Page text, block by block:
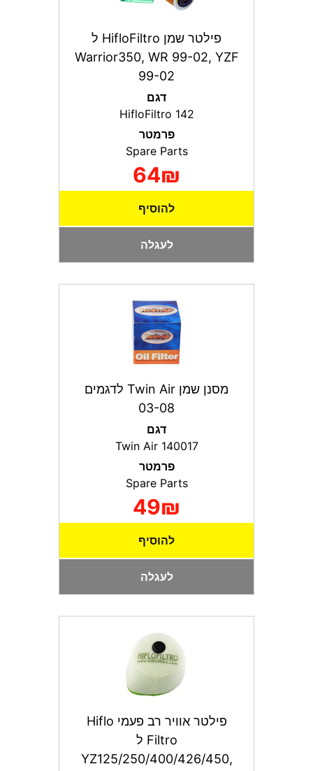
פילטר שמן HifloFiltro ל
Warrior350, WR 99-02, YZF
99-02
דגם
HifloFiltro 142
פרמטר
Spare Parts
64₪
להוסיף
לעגלה
מסנן שמן Twin Air לדגמים
03-08
דגם
Twin Air 140017
פרמטר
Spare Parts
49₪
להוסיף
לעגלה
פילטר אוויר רב פעמי Hiflo
Filtro ל
YZ125/250/400/426/450,